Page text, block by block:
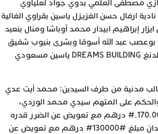
مصطفى العلمي بدوي جواد لعلياوي
ارفال حسن الغزيزل ياسين بقراوي الغالية
إبراهيم ابيدار محمد أوباشا ومنال بنعبد
بوعصب عبد الله أسوقا وبشرى بنيوب شفيق
عبد العزيز عن إبراهيم شفيق شركة دريمز بويلدنغ DREAMS BUILDING ياسين مسعودي
تقديم مطالب مدنية من طرف السيدين: محمد أيت عدي
الطالب. 2-2: قبول باقي الطلبات: 01) والحكم على المتهم سيدي محمد الوردي،
بإرجاعه: لفائدة السيد/ة رجاء طيب مبلغ #.170.000.# درهم مع تعويض عن الضرر قدره
#..17.000.# درهم. لفائدة السيد/ة نبيل حمدان مبلغ #130000# درهم مع تعويض عن